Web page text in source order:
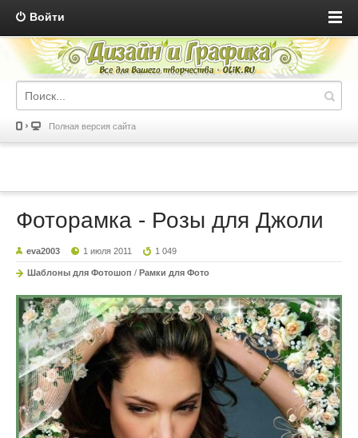
Войти
Полная версия сайта
Фоторамка - Розы для Джоли
eva2003 1 июля 2011 1 049
Шаблоны для Фотошоп / Рамки для Фото